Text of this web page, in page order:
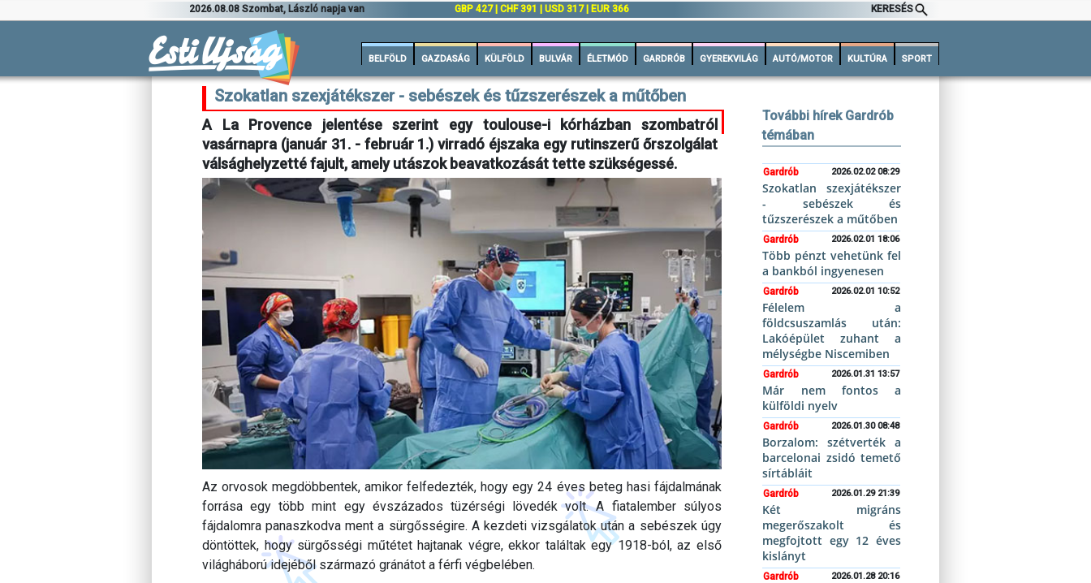
2026.08.08 Szombat, László napja van GBP 427 | CHF 391 | USD 317 | EUR 366 KERESÉS
BELFÖLD GAZDASÁG KÜLFÖLD BULVÁR ÉLETMÓD GARDRÓB GYEREKVILÁG AUTÓ/MOTOR KULTÚRA SPORT
Szokatlan szexjátékszer - sebészek és tűzszerészek a műtőben
A La Provence jelentése szerint egy toulouse-i kórházban szombatról
vasárnapra (január 31. - február 1.) virradó éjszaka egy rutinszerű őrszolgálat
válsághelyzetté fajult, amely utászok beavatkozását tette szükségessé.
Az orvosok megdöbbentek, amikor felfedezték, hogy egy 24 éves beteg hasi fájdalmának
forrása egy több mint egy évszázados tüzérségi lövedék volt. A fiatalember súlyos
fájdalomra panaszkodva ment a sürgősségire. A kezdeti vizsgálatok után a sebészek úgy
döntöttek, hogy sürgősségi műtétet hajtanak végre, ekkor találtak egy 1918-ból, az első
világháború idejéből származó gránátot a férfi végbelében.
További hírek Gardrób
témában
Gardrób 2026.02.02 08:29
Szokatlan szexjátékszer
- sebészek és
tűzszerészek a műtőben
Gardrób 2026.02.01 18:06
Több pénzt vehetünk fel
a bankból ingyenesen
Gardrób 2026.02.01 10:52
Félelem a
földcsuszamlás után:
Lakóépület zuhant a
mélységbe Niscemiben
Gardrób 2026.01.31 13:57
Már nem fontos a
külföldi nyelv
Gardrób 2026.01.30 08:48
Borzalom: szétverték a
barcelonai zsidó temető
sírtábláit
Gardrób 2026.01.29 21:39
Két migráns
megerőszakolt és
megfojtott egy 12 éves
kislányt
Gardrób 2026.01.28 20:16